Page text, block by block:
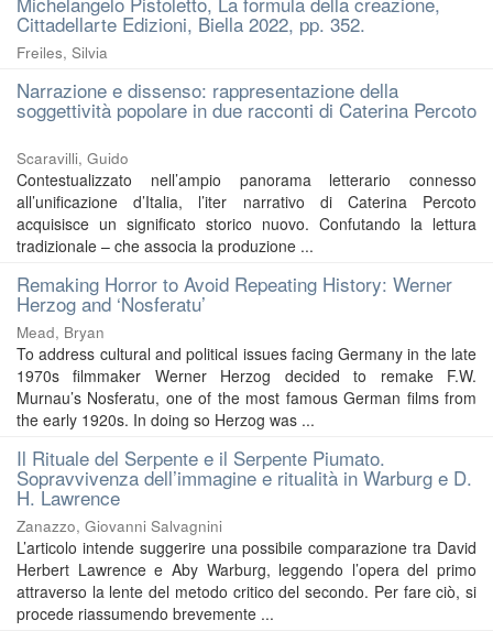
Cittadellarte Edizioni, Biella 2022, pp. 352.
Freiles, Silvia
Narrazione e dissenso: rappresentazione della
soggettività popolare in due racconti di Caterina Percoto
Scaravilli, Guido
Contestualizzato nell’ampio panorama letterario connesso
all’unificazione d’Italia, l’iter narrativo di Caterina Percoto
acquisisce un significato storico nuovo. Confutando la lettura
tradizionale – che associa la produzione ...
Remaking Horror to Avoid Repeating History: Werner
Herzog and ‘Nosferatu’
Mead, Bryan
To address cultural and political issues facing Germany in the late
1970s filmmaker Werner Herzog decided to remake F.W.
Murnau’s Nosferatu, one of the most famous German films from
the early 1920s. In doing so Herzog was ...
Il Rituale del Serpente e il Serpente Piumato.
Sopravvivenza dell’immagine e ritualità in Warburg e D.
H. Lawrence
Zanazzo, Giovanni Salvagnini
L’articolo intende suggerire una possibile comparazione tra David
Herbert Lawrence e Aby Warburg, leggendo l’opera del primo
attraverso la lente del metodo critico del secondo. Per fare ciò, si
procede riassumendo brevemente ...